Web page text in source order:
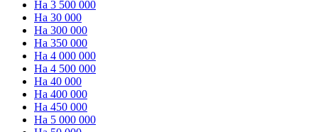
На 3 500 000
На 30 000
На 300 000
На 350 000
На 4 000 000
На 4 500 000
На 40 000
На 400 000
На 450 000
На 5 000 000